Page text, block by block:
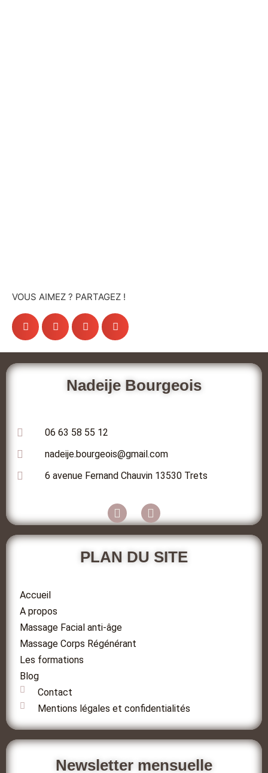
VOUS AIMEZ ? PARTAGEZ !
Nadeije Bourgeois
06 63 58 55 12
nadeije.bourgeois@gmail.com
6 avenue Fernand Chauvin 13530 Trets
PLAN DU SITE
Accueil
A propos
Massage Facial anti-âge
Massage Corps Régénérant
Les formations
Blog
Contact
Mentions légales et confidentialités
Newsletter mensuelle